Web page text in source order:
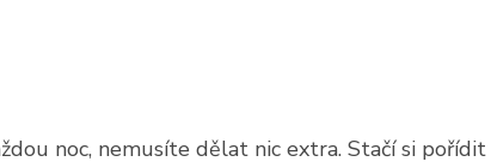
noc, nemusíte dělat nic extra. Stačí si